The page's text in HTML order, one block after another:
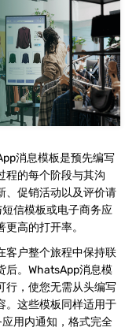
消息模板是预先编写
程的每个阶段与其沟
、促销活动以及评价请
信模板或电子商务应
高的打开率。
客户整个旅程中保持联
后。WhatsApp消息模
行，使您无需从头编写
。这些模板同样适用于
用内通知，格式完全